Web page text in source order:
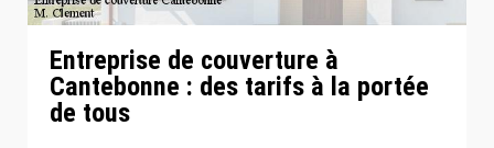
Entreprise de couverture à
Cantebonne : des tarifs à la portée
de tous